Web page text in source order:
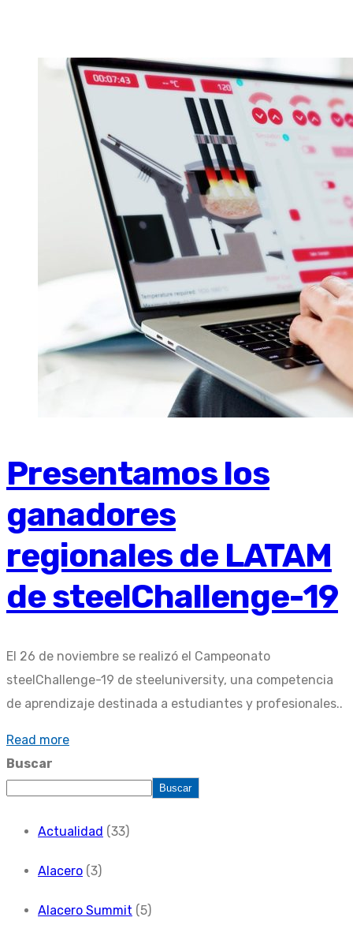
Presentamos los
ganadores
regionales de LATAM
de steelChallenge-19
El 26 de noviembre se realizó el Campeonato
steelChallenge-19 de steeluniversity, una competencia
de aprendizaje destinada a estudiantes y profesionales..
Read more
Buscar
Buscar
Actualidad (33)
Alacero (3)
Alacero Summit (5)